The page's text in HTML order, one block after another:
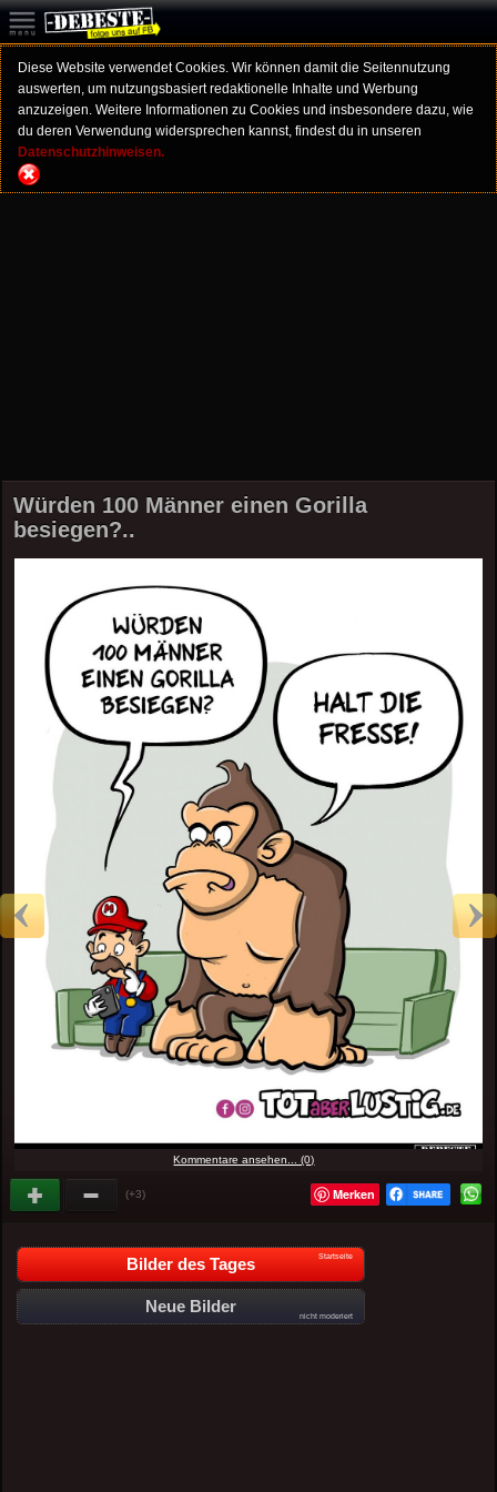
Diese Website verwendet Cookies. Wir können damit die Seitennutzung
auswerten, um nutzungsbasiert redaktionelle Inhalte und Werbung
anzuzeigen. Weitere Informationen zu Cookies und insbesondere dazu, wie
du deren Verwendung widersprechen kannst, findest du in unseren
Datenschutzhinweisen.
Würden 100 Männer einen Gorilla
besiegen?..
Kommentare ansehen... (0)
(+3) Merken
Bilder des Tages Startseite
Neue Bilder
nicht moderiert